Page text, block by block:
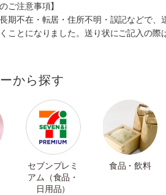
ご注意事項】
期不在・転居・住所不明・誤記などで
ことになりました。送り状にご記入の際
から探す
セブンプレミ
アム（食品・
日用品）
食品・飲料